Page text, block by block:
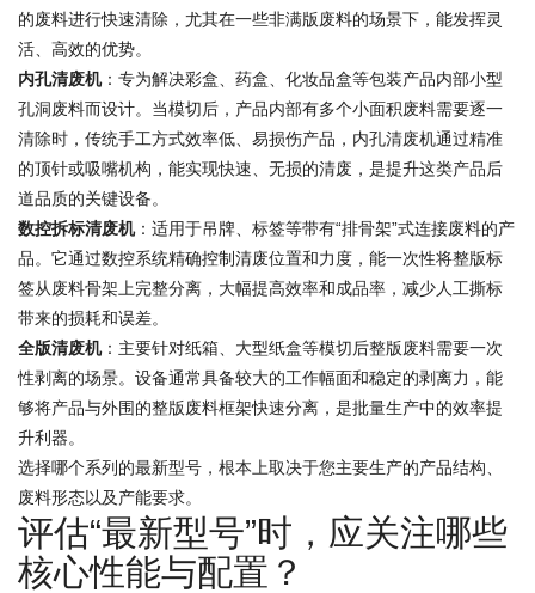
的废料进行快速清除，尤其在一些非满版废料的场景下，能发挥灵
活、高效的优势。
内孔清废机：专为解决彩盒、药盒、化妆品盒等包装产品内部小型
孔洞废料而设计。当模切后，产品内部有多个小面积废料需要逐一
清除时，传统手工方式效率低、易损伤产品，内孔清废机通过精准
的顶针或吸嘴机构，能实现快速、无损的清废，是提升这类产品后
道品质的关键设备。
数控拆标清废机：适用于吊牌、标签等带有“排骨架”式连接废料的产
品。它通过数控系统精确控制清废位置和力度，能一次性将整版标
签从废料骨架上完整分离，大幅提高效率和成品率，减少人工撕标
带来的损耗和误差。
全版清废机：主要针对纸箱、大型纸盒等模切后整版废料需要一次
性剥离的场景。设备通常具备较大的工作幅面和稳定的剥离力，能
够将产品与外围的整版废料框架快速分离，是批量生产中的效率提
升利器。
选择哪个系列的最新型号，根本上取决于您主要生产的产品结构、
废料形态以及产能要求。
评估“最新型号”时，应关注哪些
核心性能与配置？